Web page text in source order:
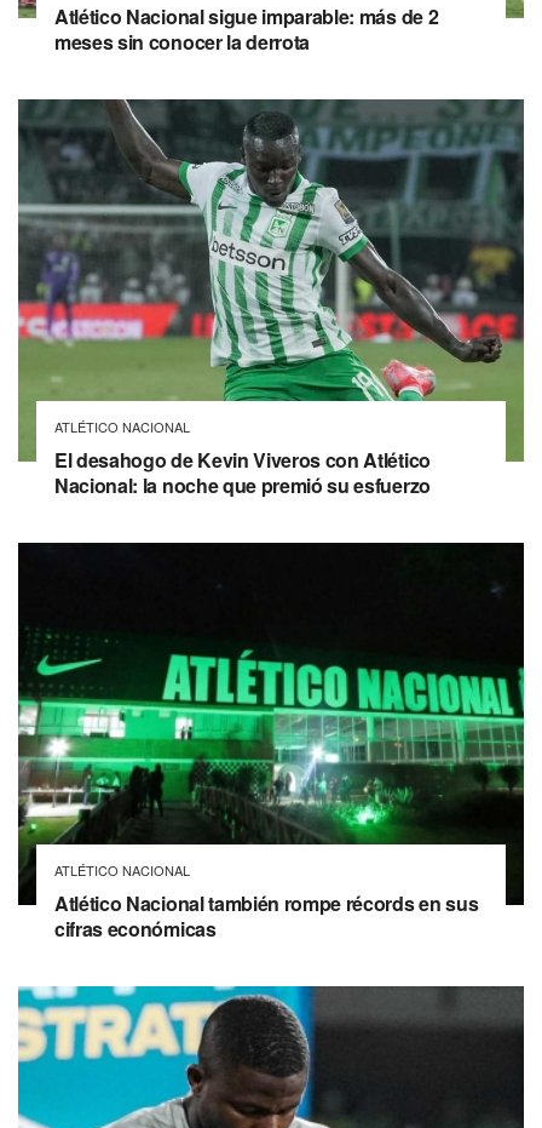
Atlético Nacional sigue imparable: más de 2
meses sin conocer la derrota
ATLÉTICO NACIONAL
El desahogo de Kevin Viveros con Atlético
Nacional: la noche que premió su esfuerzo
ATLÉTICO NACIONAL
Atlético Nacional también rompe récords en sus
cifras económicas